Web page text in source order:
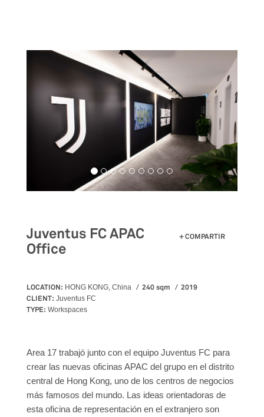
Juventus FC APAC
Office
COMPARTIR
LOCATION: HONG KONG, China 240 sqm
2019
CLIENT: Juventus FC
TYPE: Workspaces
Area 17 trabajó junto con el equipo Juventus FC para
crear las nuevas oficinas APAC del grupo en el distrito
central de Hong Kong, uno de los centros de negocios
más famosos del mundo. Las ideas orientadoras de
esta oficina de representación en el extranjero son